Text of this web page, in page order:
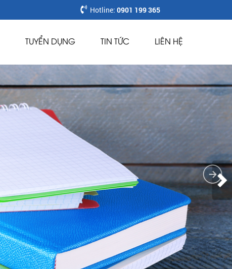
Hotline: 0901 199 365
TUYỂN DỤNG TIN TỨC LIÊN HỆ